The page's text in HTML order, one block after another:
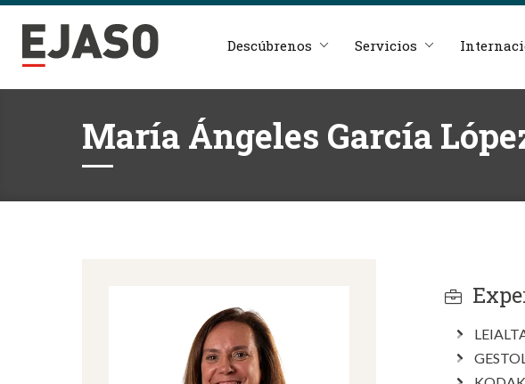
Descúbrenos Servicios
María Ángeles García